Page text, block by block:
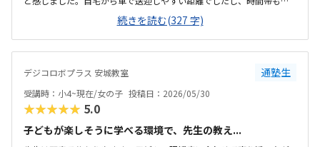
理なく通える範囲で、安心して続けられそうです。教材がきちんと整
備されており学習に集中できる環境だと感じました。教室全体の雰囲
気も明るく初めてでも入りやすかったです。ロボット教材や指導の質
を踏まえると料金は適切だと思います。。内容に見合った価格だと感
気づくりがされていると感じました。
続きを読む(327 字)
デジコロボプラス 安城教室 通塾生
受講時：小4~現在/女の子 投稿日：2026/05/30
★★★★★ 5.0
子どもが楽しそうに学べる環境で、先生の教え...